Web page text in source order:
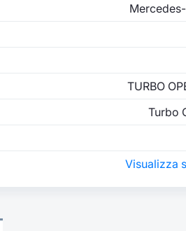
TURBO
Turbo
Visualizza